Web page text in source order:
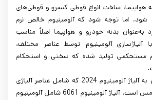
هواپیما، ساخت انواع قوطی کنسرو و قوطی‌های
شود. اما توجه شود که آلومینیوم خالص نرم
به‌عنوان بدنه خودرو و هواپیما اصلاً مناسب
آلیاژسازی آلومینیوم توسط عناصر مختلف،
مستحکمی تولید شده که سختی و استحکام
برای نمونه می‌توان به آلیاژ آلومینیوم 2024 که شامل عناصر آلیاژی
اصلی آلومینیوم و مس است، آلیاژ آلومینیوم 6061 شامل آلومینیوم